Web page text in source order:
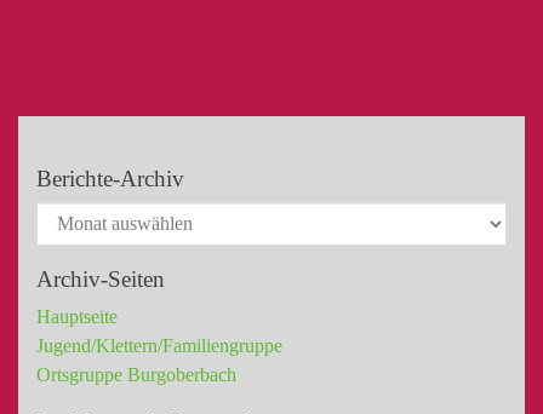
Berichte-Archiv
Archiv-Seiten
Hauptseite
Jugend/Klettern/Familiengruppe
Ortsgruppe Burgoberbach